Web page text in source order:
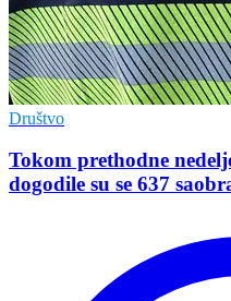
Društvo
Tokom prethodne
dogodile su se 637